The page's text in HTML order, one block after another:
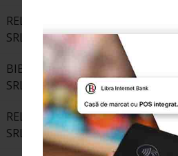
REL SYSPRO
SRL
BIB STAR
SRL
Sos. Constantei,
BL. C3G, SC.A
REL SYSPRO
SRL
Str. Constantei,